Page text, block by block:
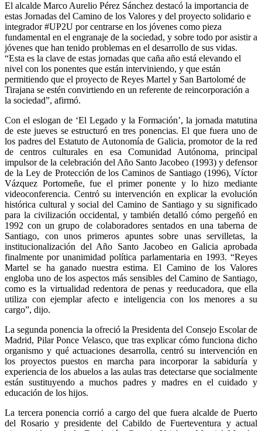
El alcalde Marco Aurelio Pérez Sánchez destacó la importancia de
estas Jornadas del Camino de los Valores y del proyecto solidario e
integrador #UP2U por centrarse en los jóvenes como pieza
fundamental en el engranaje de la sociedad, y sobre todo por asistir a
jóvenes que han tenido problemas en el desarrollo de sus vidas.
“Esta es la clave de estas jornadas que caña año está elevando el
nivel con los ponentes que están interviniendo, y que están
permitiendo que el proyecto de Reyes Martel y San Bartolomé de
Tirajana se estén convirtiendo en un referente de reincorporación a
la sociedad”, afirmó.
Con el eslogan de ‘El Legado y la Formación’, la jornada matutina
de este jueves se estructuró en tres ponencias. El que fuera uno de
los padres del Estatuto de Autonomía de Galicia, promotor de la red
de centros culturales en esa Comunidad Autónoma, principal
impulsor de la celebración del Año Santo Jacobeo (1993) y defensor
de la Ley de Protección de los Caminos de Santiago (1996), Víctor
Vázquez Portomeñe, fue el primer ponente y lo hizo mediante
videoconferencia. Centró su intervención en explicar la evolución
histórica cultural y social del Camino de Santiago y su significado
para la civilización occidental, y también detalló cómo pergeñó en
1992 con un grupo de colaboradores sentados en una taberna de
Santiago, con unos primeros apuntes sobre unas servilletas, la
institucionalización del Año Santo Jacobeo en Galicia aprobada
finalmente por unanimidad política parlamentaria en 1993. “Reyes
Martel se ha ganado nuestra estima. El Camino de los Valores
engloba uno de los aspectos más sensibles del Camino de Santiago,
como es la virtualidad redentora de penas y reeducadora, que ella
utiliza con ejemplar afecto e inteligencia con los menores a su
cargo”, dijo.
La segunda ponencia la ofreció la Presidenta del Consejo Escolar de
Madrid, Pilar Ponce Velasco, que tras explicar cómo funciona dicho
organismo y qué actuaciones desarrolla, centró su intervención en
los proyectos puestos en marcha para incorporar la sabiduría y
experiencia de los abuelos a las aulas tras detectarse que socialmente
están sustituyendo a muchos padres y madres en el cuidado y
educación de los hijos.
La tercera ponencia corrió a cargo del que fuera alcalde de Puerto
del Rosario y presidente del Cabildo de Fuerteventura y actual